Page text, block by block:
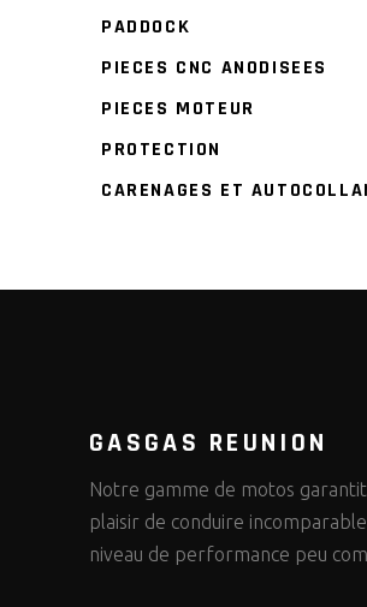
PADDOCK
PIECES CNC ANODISEES
PIECES MOTEUR
PROTECTION
CARENAGES ET
GASGAS REUNION
Notre gamme de motos
plaisir de conduire
niveau de performance peu